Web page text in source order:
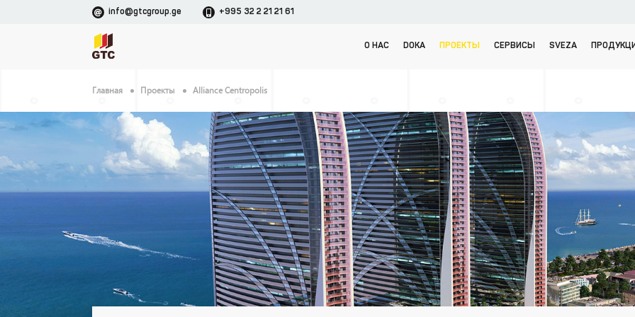
info@gtcgroup.ge +995 32 2 21 21 61
О НАС DOKA ПРОЕКТЫ СЕРВИСЫ SVEZA
Главная Проекты Alliance Centropolis